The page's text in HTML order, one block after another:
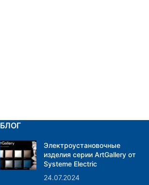
БЛОГ
Электроустановочные
изделия серии ArtGallery от
Systeme Electric
24.07.2024